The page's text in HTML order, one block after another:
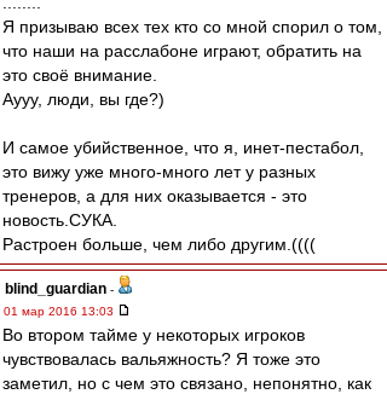
Я призываю всех тех кто со мной спорил о том,
что наши на расслабоне играют, обратить на
это своё внимание.
Аууу, люди, вы где?)
И самое убийственное, что я, инет-пестабол,
это вижу уже много-много лет у разных
тренеров, а для них оказывается - это
новость.СУКА.
Растроен больше, чем либо другим.((((
blind_guardian -
01 мар 2016 13:03
Во втором тайме у некоторых игроков
чувствовалась вальяжность? Я тоже это
заметил, но с чем это связано, непонятно, как